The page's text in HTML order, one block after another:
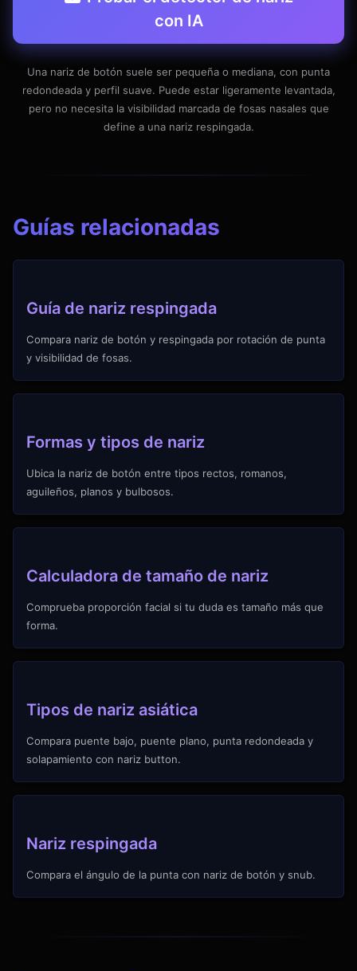
con IA
Una nariz de botón suele ser pequeña o mediana, con punta
redondeada y perfil suave. Puede estar ligeramente levantada,
pero no necesita la visibilidad marcada de fosas nasales que
define a una nariz respingada.
Guías relacionadas
Guía de nariz respingada
Compara nariz de botón y respingada por rotación de punta
y visibilidad de fosas.
Formas y tipos de nariz
Ubica la nariz de botón entre tipos rectos, romanos,
aguileños, planos y bulbosos.
Calculadora de tamaño de nariz
Comprueba proporción facial si tu duda es tamaño más que
forma.
Tipos de nariz asiática
Compara puente bajo, puente plano, punta redondeada y
solapamiento con nariz button.
Nariz respingada
Compara el ángulo de la punta con nariz de botón y snub.